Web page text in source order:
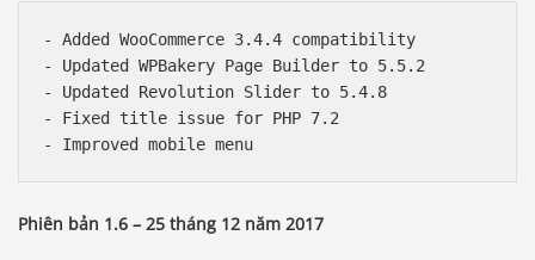
- Added WooCommerce 3.4.4 compatibility
- Updated WPBakery Page Builder to 5.5.2
- Updated Revolution Slider to 5.4.8
- Fixed title issue for PHP 7.2
Phiên bản 1.6 – 25 tháng 12 năm 2017